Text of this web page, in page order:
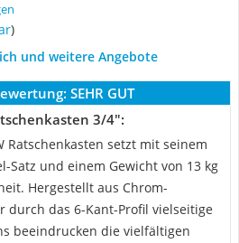
)
und weitere Angebote
SEHR GUT
3/4":
Ratschenkasten setzt mit seinem
Satz und einem Gewicht von 13 kg
Hergestellt aus Chrom-
durch das 6-Kant-Profil vielseitige
beeindrucken die vielfältigen